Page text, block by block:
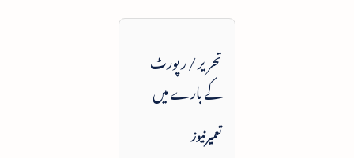
تحریر / رپورٹ
کے بارے میں
تعمیرنیوز